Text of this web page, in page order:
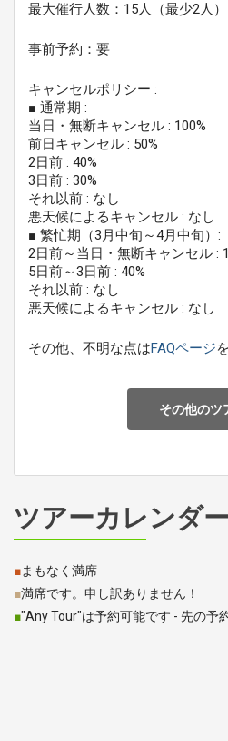
最大催行人数：15人（最少2人）
事前予約：要
キャンセルポリシー :
■ 通常期 :
当日・無断キャンセル : 100%
前日キャンセル : 50%
2日前 : 40%
3日前 : 30%
それ以前 : なし
悪天候によるキャンセル : なし
■ 繁忙期（3月中旬～4月中旬）:
2日前～当日・無断キャンセル :
5日前～3日前 : 40%
それ以前 : なし
悪天候によるキャンセル : なし
その他、不明な点はFAQページ
その他のツ
ツアーカレンダー
■まもなく満席
■満席です。申し訳ありません！
■"Any Tour"は予約可能です - 先の予